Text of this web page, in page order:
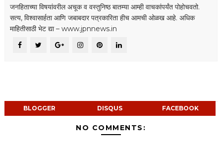
जनहिताच्या विषयांवरील अचूक व वस्तुनिष्ठ बातम्या आम्ही वाचकांपर्यंत पोहोचवतो.
सत्य, विश्वासार्हता आणि जबाबदार पत्रकारिता हीच आमची ओळख आहे. अधिक
माहितीसाठी भेट द्या – www.jpnnews.in
BLOGGER DISQUS FACEBOOK
NO COMMENTS: